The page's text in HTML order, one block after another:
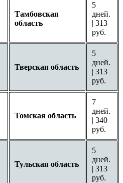
Тамбовская
область
5
дней.
| 313
руб.
Тверская область
5
дней.
| 313
руб.
Томская область
7
дней.
| 340
руб.
Тульская область
5
дней.
| 313
руб.